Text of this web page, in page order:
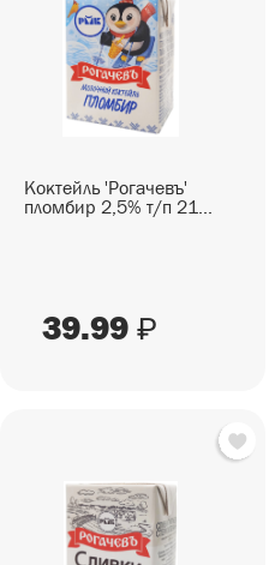
СЕЗОННЫЕ ТОВАРЫ
ПИКНИК
САД И ОГОРОД
СНЕКИ
Снеки
ГОТОВЫЕ БЛЮДА
Готовые блюда
Коктейль 'Рогачевъ'
пломбир 2,5% т/п 21...
39.99 ₽